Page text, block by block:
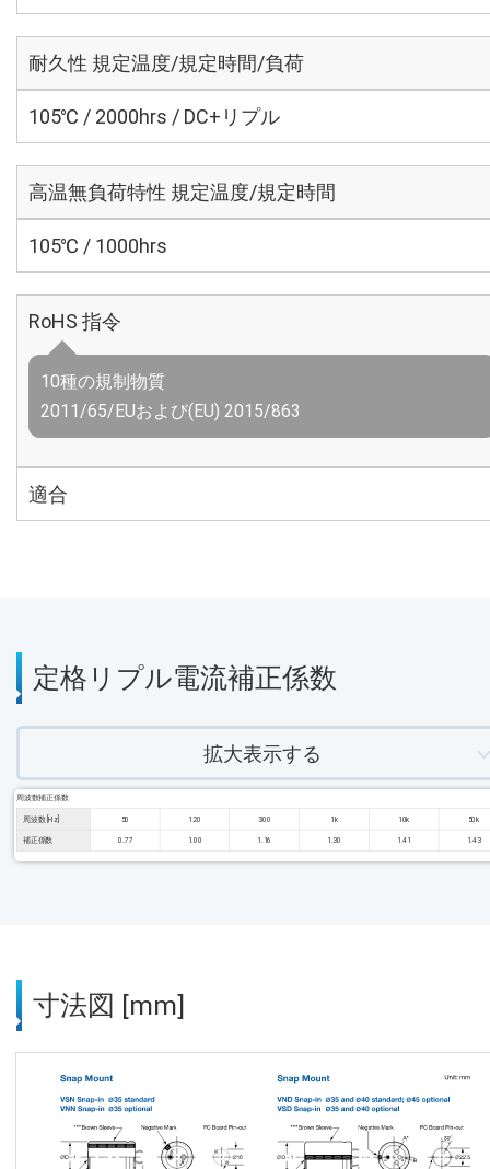
耐久性 規定温度/規定時間/負荷
105℃ / 2000hrs / DC+リプル
高温無負荷特性 規定温度/規定時間
105℃ / 1000hrs
RoHS 指令
10種の規制物質
2011/65/EUおよび(EU) 2015/863
適合
定格リプル電流補正係数
拡大表示する
周波数補正係数
周波数 [Hz] 50 120 300 1k 10k 50k
補正係数 0.77 1.00 1.16 1.30 1.41 1.43
寸法図 [mm]